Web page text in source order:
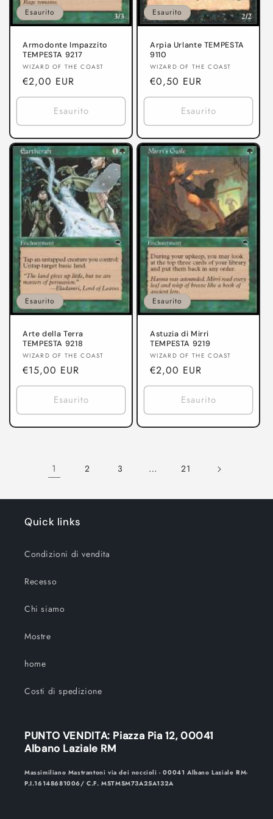
Esaurito
Armodonte Impazzito
TEMPESTA 9217
Produttore:
WIZARD OF THE COAST
Prezzo
di
€2,00 EUR
Esaurito
Esaurito
Arpia Urlante TEMPESTA
9110
Produttore:
WIZARD OF THE COAST
Prezzo
di
€0,50 EUR
Esaurito
Esaurito
Arte della Terra
TEMPESTA 9218
Produttore:
WIZARD OF THE COAST
Prezzo
di
€15,00 EUR
Esaurito
Esaurito
Astuzia di Mirri
TEMPESTA 9219
Produttore:
WIZARD OF THE COAST
Prezzo
di
€2,00 EUR
Esaurito
1 2 3 … 21
Quick links
Condizioni di vendita
Recesso
Chi siamo
Mostre
home
Costi di spedizione
PUNTO VENDITA: Piazza Pia 12, 00041
Albano Laziale RM
Massimiliano Mastrantoni via dei noccioli - 00041 Albano Laziale RM-
P.I.16148681006/ C.F. MSTMSM73A25A132A